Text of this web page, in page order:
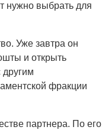
нужно выбрать для
Уже завтра он
и открыть
фракции
партнера. По его